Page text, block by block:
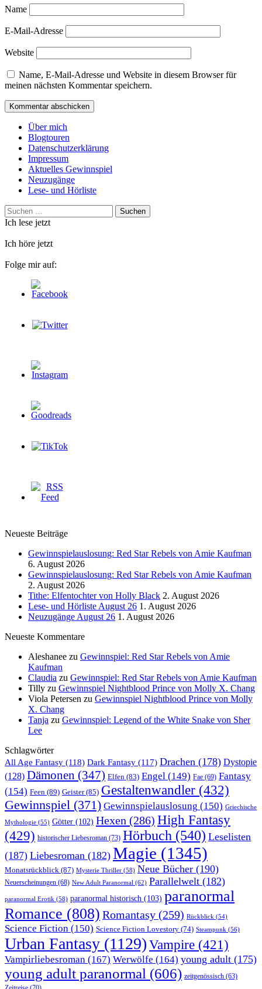
Name
E-Mail-Adresse
Website
Name, E-Mail-Adresse und Website in diesem Browser für
meinen nächsten Kommentar speichern.
Über mich
Blogtouren
Datenschutzerklärung
Impressum
Aktuelles Gewinnspiel
Neuzugänge
Lese- und Hörliste
Suchen
nach:
Ich lese jetzt
Ich höre jetzt
Folge mir auf:
Neueste Beiträge
Gewinnspielauslosung: Red Star Rebels von Amie Kaufman
6. August 2026
Gewinnspielauslosung: Red Star Rebels von Amie Kaufman
2. August 2026
Tithe: Elfentochter von Holly Black 2. August 2026
Lese- und Hörliste August 26 1. August 2026
Neuzugänge August 26 1. August 2026
Neueste Kommentare
Aleshanee zu Gewinnspiel: Red Star Rebels von Amie
Kaufman
Claudia zu Gewinnspiel: Red Star Rebels von Amie Kaufman
Tilly zu Gewinnspiel Nightblood Prince von Molly X. Chang
Viola Petersen zu Gewinnspiel Nightblood Prince von Molly
X. Chang
Tanja zu Gewinnspiel: Legend of the White Snake von Sher
Lee
Schlagwörter
All Age Fantasy (118) Dark Fantasy (117) Drachen (178) Dystopie
(128) Dämonen (347) Elfen (83) Engel (149) Fae (69) Fantasy
(154) Feen (89) Geister(85) Gestaltenwandler (432)
Gewinnspiel (371) Gewinnspielauslosung (150) Griechische
Mythologie (55) Götter (102) Hexen (286) High Fantasy
(429) historischer Liebesroman (73) Hörbuch (540) Leselisten
(187) Liebesroman (182) Magie (1345)
Monatsrückblick (87) Mysterie Thriller (58) Neue Bücher (190)
Neuerscheinungen (68) New Adult Paranormal (62) Parallelwelt (182)
paranormal Erotik (58) paranormal historisch (103) paranormal
Romance (808) Romantasy (259) Rückblick (54)
Science Fiction (150) Science Fiction Lovestory (74) Steampunk (56)
Urban Fantasy (1129) Vampire (421)
Vampirliebesroman (167) Werwölfe (164) young adult (175)
young adult paranormal (606) zeitgenössisch (63)